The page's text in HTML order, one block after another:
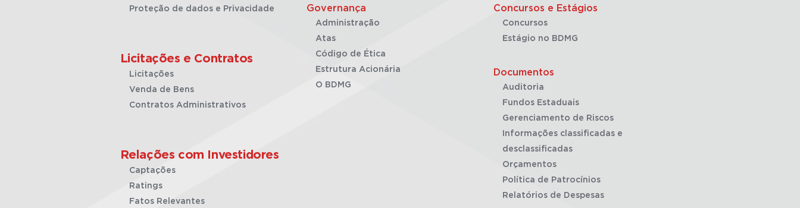
Proteção de dados e Privacidade
Licitações e Contratos
Licitações
Venda de Bens
Contratos Administrativos
Relações com Investidores
Captações
Ratings
Fatos Relevantes
Governança
Administração
Atas
Código de Ética
Estrutura Acionária
O BDMG
Concursos e Estágios
Concursos
Estágio no BDMG
Documentos
Auditoria
Fundos Estaduais
Gerenciamento de Riscos
Informações classificadas e
desclassificadas
Orçamentos
Política de Patrocínios
Relatórios de Despesas